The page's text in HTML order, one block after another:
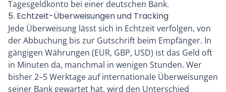
Tagesgeldkonto bei einer deutschen Bank.
5. Echtzeit-Überweisungen und Tracking
Jede Überweisung lässt sich in Echtzeit verfolgen, von
der Abbuchung bis zur Gutschrift beim Empfänger. In
gängigen Währungen (EUR, GBP, USD) ist das Geld oft
in Minuten da, manchmal in wenigen Stunden. Wer
bisher 2–5 Werktage auf internationale Überweisungen
seiner Bank gewartet hat, wird den Unterschied